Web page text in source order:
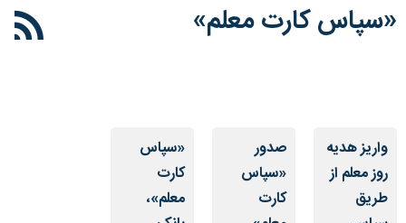
«سپاس کارت معلم»
واریز هدیه
روز معلم از
طریق
صدور
«سپاس
کارت
«سپاس
کارت
معلم»،